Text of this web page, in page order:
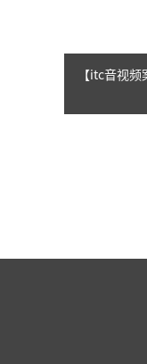
【itc音视